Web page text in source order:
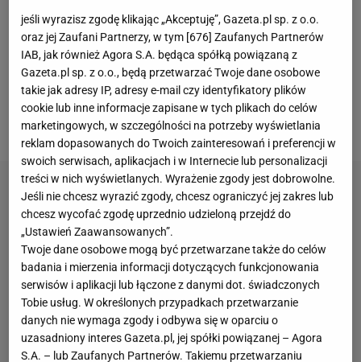
Gironą w poprzedniej kolejce na rzeczRealu Madryt
"Królewscy" nie uniknęli wpadki w sobotę,
przegrywając 1:2 z Osasuną. Tym samym po 25
spotkaniach Barcelona ma punkt przewagi nad
Realemw tabeli LaLiga.
jeśli wyrazisz zgodę klikając „Akceptuję”, Gazeta.pl sp. z o.o.
oraz jej Zaufani Partnerzy, w tym [676] Zaufanych Partnerów
IAB, jak również Agora S.A. będąca spółką powiązaną z
Gazeta.pl sp. z o.o., będą przetwarzać Twoje dane osobowe
takie jak adresy IP, adresy e-mail czy identyfikatory plików
cookie lub inne informacje zapisane w tych plikach do celów
marketingowych, w szczególności na potrzeby wyświetlania
reklam dopasowanych do Twoich zainteresowań i preferencji w
swoich serwisach, aplikacjach i w Internecie lub personalizacji
treści w nich wyświetlanych. Wyrażenie zgody jest dobrowolne.
Jeśli nie chcesz wyrazić zgody, chcesz ograniczyć jej zakres lub
chcesz wycofać zgodę uprzednio udzieloną przejdź do
„Ustawień Zaawansowanych”.
Twoje dane osobowe mogą być przetwarzane także do celów
badania i mierzenia informacji dotyczących funkcjonowania
serwisów i aplikacji lub łączone z danymi dot. świadczonych
Tobie usług. W określonych przypadkach przetwarzanie
danych nie wymaga zgody i odbywa się w oparciu o
uzasadniony interes Gazeta.pl, jej spółki powiązanej – Agora
S.A. – lub Zaufanych Partnerów. Takiemu przetwarzaniu